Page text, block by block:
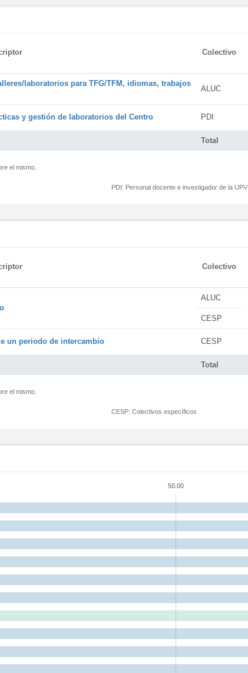
Colectivo
Total
laboratorios para TFG/TFM, idiomas, trabajos
ALUC
y gestión de laboratorios del Centro PDI
el mismo.
PDI: Personal docente e investigador de la UPV
Colectivo
Total
ALUC
CESP
un periodo de intercambio CESP
el mismo.
CESP: Colectivos específicos
50.00